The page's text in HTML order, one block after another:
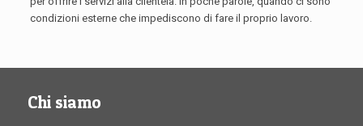
condizioni esterne che impediscono di fare il proprio lavoro.
Chi siamo